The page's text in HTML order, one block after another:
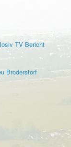
TV Bericht
Broderstorf